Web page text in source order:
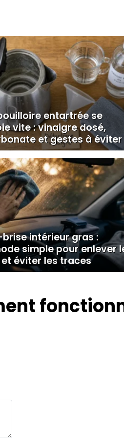
entartrée se
vite : vinaigre dosé,
et gestes à éviter
intérieur gras :
simple pour enlever
éviter les traces